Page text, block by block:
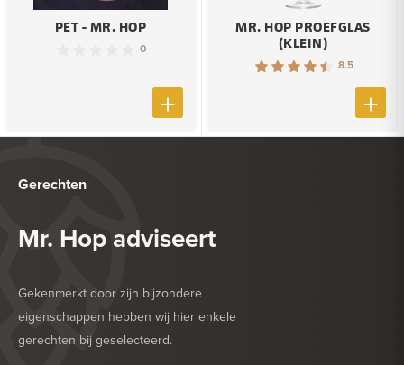
PET - MR. HOP
0
MR. HOP PROEFGLAS
(KLEIN)
8.5
Gerechten
Mr. Hop adviseert
Gekenmerkt door zijn bijzondere
eigenschappen hebben wij hier enkele
gerechten bij geselecteerd.
HEERLIJK BIJ